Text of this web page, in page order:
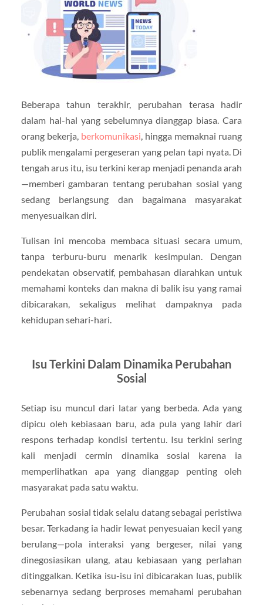
Beberapa tahun terakhir, perubahan terasa hadir
dalam hal-hal yang sebelumnya dianggap biasa. Cara
orang bekerja, berkomunikasi, hingga memaknai ruang
publik mengalami pergeseran yang pelan tapi nyata. Di
tengah arus itu, isu terkini kerap menjadi penanda arah
—memberi gambaran tentang perubahan sosial yang
sedang berlangsung dan bagaimana masyarakat
menyesuaikan diri.
Tulisan ini mencoba membaca situasi secara umum,
tanpa terburu-buru menarik kesimpulan. Dengan
pendekatan observatif, pembahasan diarahkan untuk
memahami konteks dan makna di balik isu yang ramai
dibicarakan, sekaligus melihat dampaknya pada
kehidupan sehari-hari.
Isu Terkini Dalam Dinamika Perubahan
Sosial
Setiap isu muncul dari latar yang berbeda. Ada yang
dipicu oleh kebiasaan baru, ada pula yang lahir dari
respons terhadap kondisi tertentu. Isu terkini sering
kali menjadi cermin dinamika sosial karena ia
memperlihatkan apa yang dianggap penting oleh
masyarakat pada satu waktu.
Perubahan sosial tidak selalu datang sebagai peristiwa
besar. Terkadang ia hadir lewat penyesuaian kecil yang
berulang—pola interaksi yang bergeser, nilai yang
dinegosiasikan ulang, atau kebiasaan yang perlahan
ditinggalkan. Ketika isu-isu ini dibicarakan luas, publik
sebenarnya sedang berproses memahami perubahan